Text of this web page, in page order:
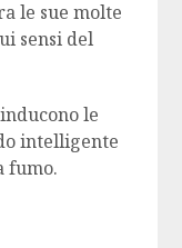
le sue molte
sensi del
le
intelligente
fumo.